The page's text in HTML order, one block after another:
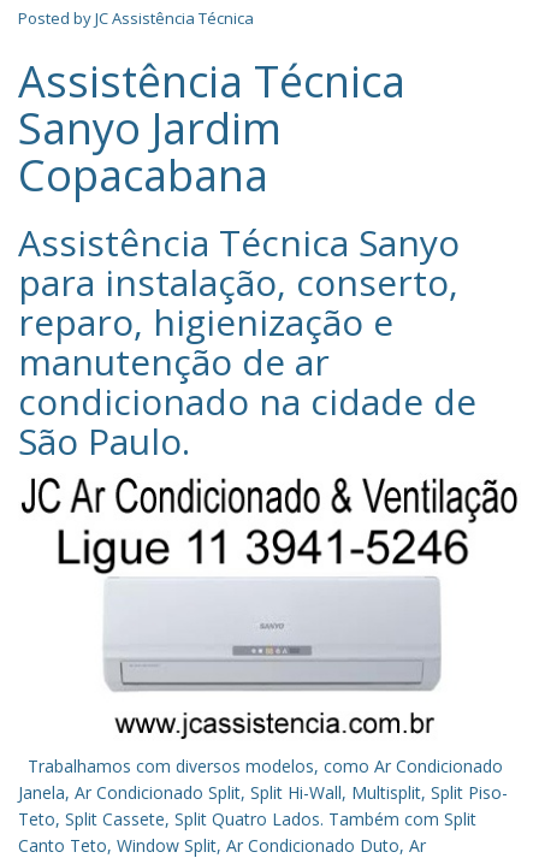
Posted byJC Assistência Técnica
Assistência Técnica
Sanyo Jardim
Copacabana
Assistência Técnica Sanyo‎
para instalação, conserto,
reparo, higienização e
manutenção de ar
condicionado na cidade de
São Paulo.
Trabalhamos com diversos modelos, como Ar Condicionado
Janela, Ar Condicionado Split, Split Hi-Wall, Multisplit, Split Piso-
Teto, Split Cassete, Split Quatro Lados. Também com Split
Canto Teto, Window Split, Ar Condicionado Duto, Ar